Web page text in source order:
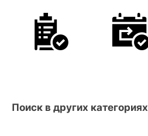
Поиск в других категориях